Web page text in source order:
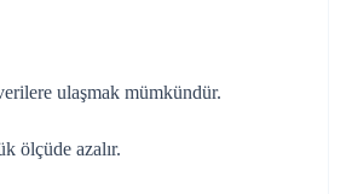
ulaşmak mümkündür.
ölçüde azalır.